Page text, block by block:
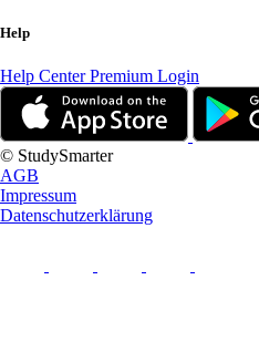
Help
Help CenterPremium Login
© StudySmarter
AGB
Impressum
Datenschutzerklärung